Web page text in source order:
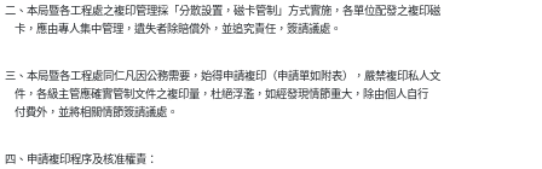
二、本局暨各工程處之複印管理採「分散設置，磁卡管制」方式實施，各單位配發之複印磁
    卡，應由專人集中管理，遺失者除賠償外，並追究責任，簽請議處。
三、本局暨各工程處同仁凡因公務需要，始得申請複印（申請單如附表），嚴禁複印私人文
    件，各級主管應確實管制文件之複印量，杜絕浮濫，如經發現情節重大，除由個人自行
四、申請複印程序及核准權責：